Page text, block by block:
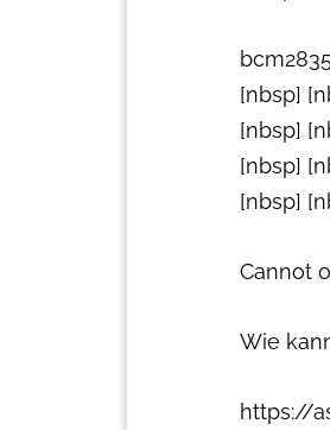
[nbsp]
[nbsp]
[nbsp]
[nbsp]
Cannot
Wie
https://